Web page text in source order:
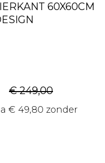
60X60CM
€ 249,00
€ 49,80 zonder